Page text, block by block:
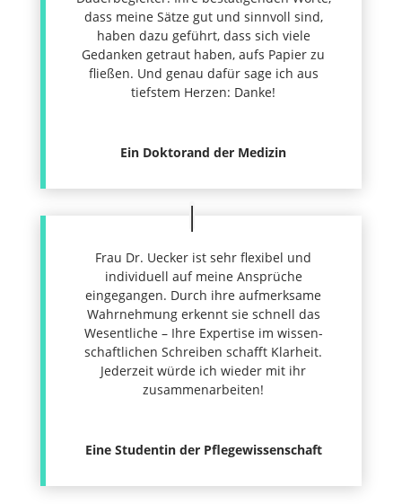
dass meine Sätze gut und sinnvoll sind,
haben dazu geführt, dass sich viele
Gedanken getraut haben, aufs Papier zu
fließen. Und genau dafür sage ich aus
tiefstem Herzen: Danke!
Ein Doktorand der Medizin
Frau Dr. Uecker ist sehr flexibel und
individuell auf meine Ansprüche
eingegangen. Durch ihre aufmerksame
Wahrnehmung erkennt sie schnell das
Wesentliche – Ihre Expertise im wissen­
schaft­lichen Schreiben schafft Klarheit.
Jederzeit würde ich wieder mit ihr
zusammenarbeiten!
Eine Studentin der Pflegewissenschaft